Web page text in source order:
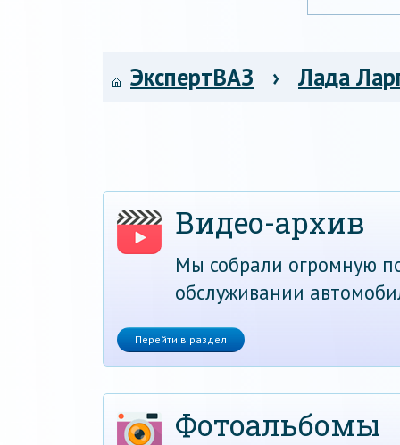
ЭкспертВАЗ › Лада
Видео-архив
Мы собрали огромную
обслуживании
Перейти в раздел
Фотоальбомы